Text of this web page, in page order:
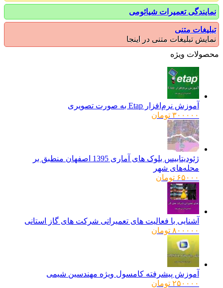
تعمیرات شیائومی
متنی
تبلیغات متنی در اینجا
ویژه
آموزش نرم‌افزار Etap به صورت تصویری
۳۰۰۰۰۰ تومان
ژئودیتابیس بلوک های آماری 1395 اصفهان منطبق بر
محله‌های شهر
۶۵۰۰۰ تومان
آشنایی با فعالیت های تعمیراتی شرکت های گاز استانی
۸۰۰۰۰۰ تومان
آموزش پیشرفته کامسول ویژه مهندسین شیمی
۲۵۰۰۰۰ تومان